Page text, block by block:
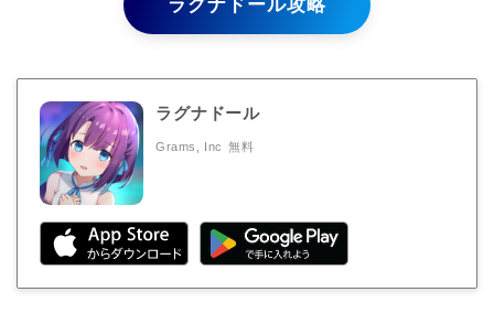
ラグナドール攻略
ラグナドール
Grams, Inc 無料